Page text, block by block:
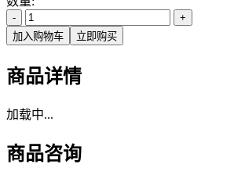
-
+
加入购物车
立即购买
商品详情
加载中...
商品咨询